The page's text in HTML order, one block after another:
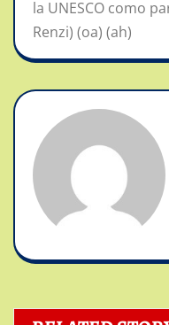
la UNESCO como
Renzi) (oa) (ah)